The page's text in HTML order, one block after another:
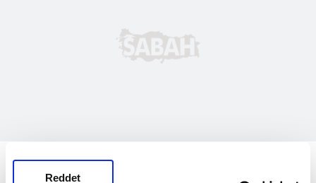
Reddet
G.Saray,Dursun Başkan döneminde